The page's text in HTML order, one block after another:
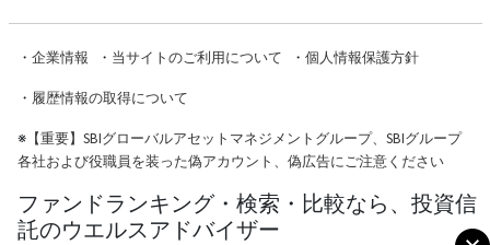
・ 企業情報 ・ 当サイトのご利用について ・ 個人情報保護方針
・ 履歴情報の取得について
※【重要】SBIグローバルアセットマネジメントグループ、SBIグループ
各社および役職員を装った偽アカウント、偽広告にご注意ください
ファンドランキング・検索・比較なら、投資信
託のウエルスアドバイザー